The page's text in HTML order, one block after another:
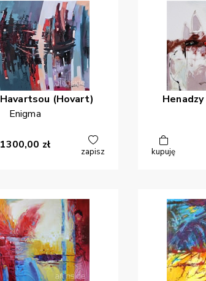
Havartsou (Hovart)
Enigma
1300,00 zł
zapisz
Henadzy
kupuję